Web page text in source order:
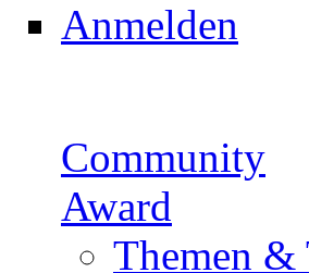
Anmelden
Community
Award
Themen &